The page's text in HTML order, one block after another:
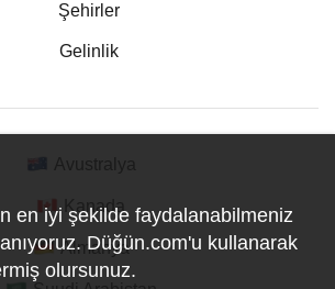
Şehirler
Gelinlik
Kanada
Almanya
en iyi şekilde faydalanabilmeniz
Düğün.com'u kullanarak
olursunuz.